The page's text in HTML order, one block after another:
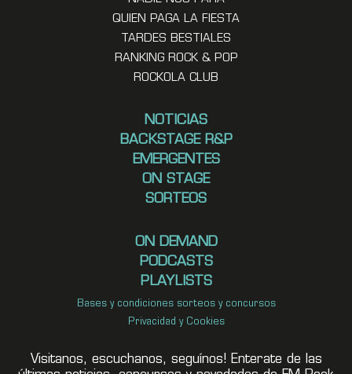
QUIEN PAGA LA FIESTA
TARDES BESTIALES
RANKING ROCK & POP
ROCKOLA CLUB
NOTICIAS
BACKSTAGE R&P
EMERGENTES
ON STAGE
SORTEOS
ON DEMAND
PODCASTS
PLAYLISTS
Bases y condiciones sorteos y concursos
Privacidad y Cookies
Visitanos, escuchanos, seguínos! Enterate de las